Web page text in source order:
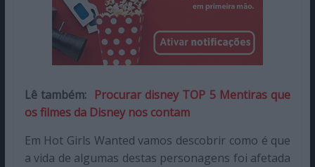
Lê também: Procurar disney TOP 5 Mentiras que
os filmes da Disney nos contam
Em Hot Girls Wanted vamos descobrir como é que
a vida de algumas destas personagens foi afetada